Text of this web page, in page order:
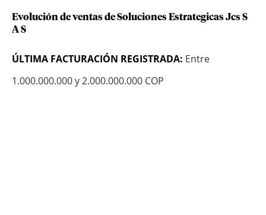
Evolución de ventas de Soluciones Estrategicas Jcs S
A S
ÚLTIMA FACTURACIÓN REGISTRADA: Entre
1.000.000.000 y 2.000.000.000 COP